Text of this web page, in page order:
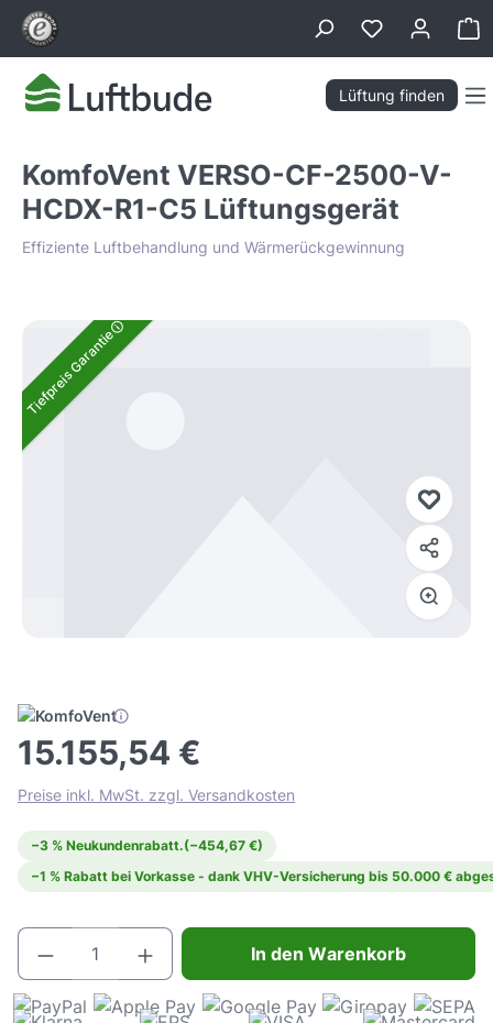
springen
Lüftung finden
KomfoVent VERSO-CF-2500-V-
HCDX-R1-C5 Lüftungsgerät
Effiziente Luftbehandlung und Wärmerückgewinnung
Bildergalerie überspringen
Tiefpreis Garantie
15.155,54 €
Preise inkl. MwSt. zzgl. Versandkosten
−3 % Neukundenrabatt.(−454,67 €)
−1 % Rabatt bei Vorkasse - dank VHV-Versicherung bis 50.000 €
Produkt Anzahl: Gib den gewünschten
In den Warenkorb